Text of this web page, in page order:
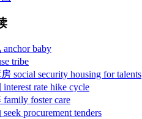
baby
tribe
social security housing for talents
rate hike cycle
foster care
procurement tenders